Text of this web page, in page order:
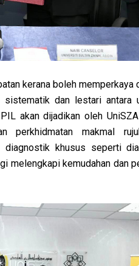
kerana boleh memperkaya
dan lestari antara
akan dijadikan oleh
perkhidmatan makmal
diagnostik khusus seperti
melengkapi kemudahan dan